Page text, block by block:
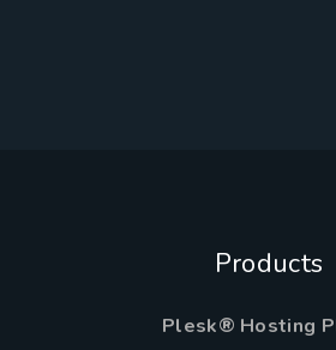
Products
Plesk® Hosting